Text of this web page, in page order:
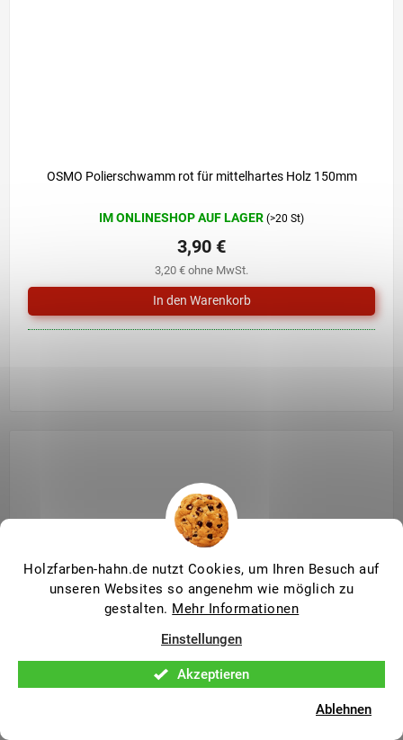
Holzfarben-hahn.de nutzt Cookies, um Ihren Besuch auf
unseren Websites so angenehm wie möglich zu
gestalten. Mehr Informationen
Einstellungen
Ablehnen
Akzeptieren
OSMO Polierschwamm rot für mittelhartes Holz 150mm
IM ONLINESHOP AUF LAGER (>20 St)
3,20 € ohne MwSt.
3,90 €